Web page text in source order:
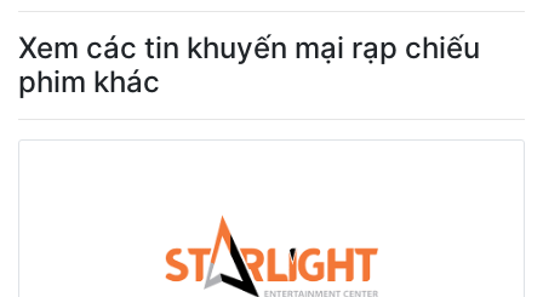
Xem các tin khuyến mại rạp chiếu
phim khác